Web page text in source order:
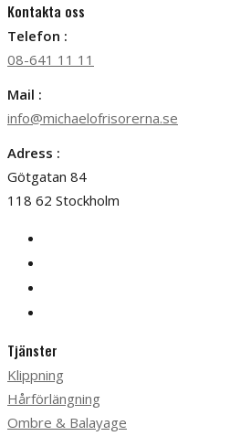
Kontakta oss
Telefon :
08-641 11 11
Mail :
info@michaelofrisorerna.se
Adress :
Götgatan 84
118 62 Stockholm
Tjänster
Klippning
Hårförlängning
Ombre & Balayage